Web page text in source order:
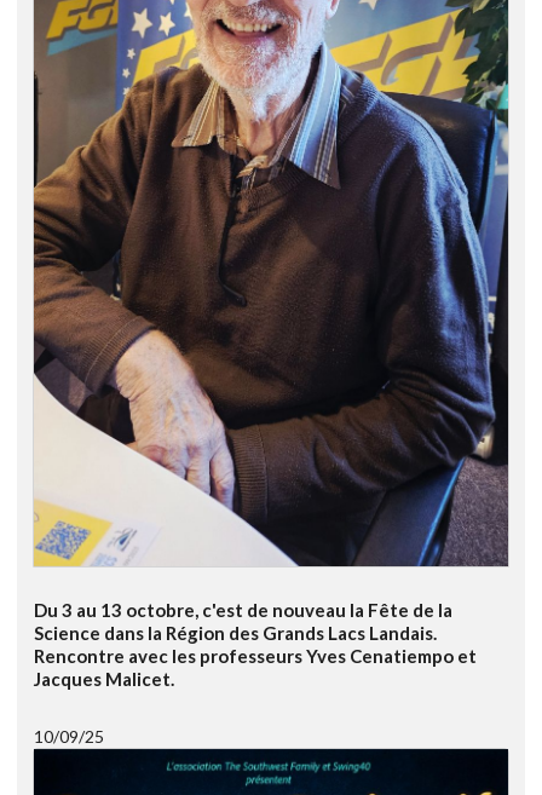
Du 3 au 13 octobre, c'est de nouveau la Fête de la
Science dans la Région des Grands Lacs Landais.
Rencontre avec les professeurs Yves Cenatiempo et
Jacques Malicet.
10/09/25